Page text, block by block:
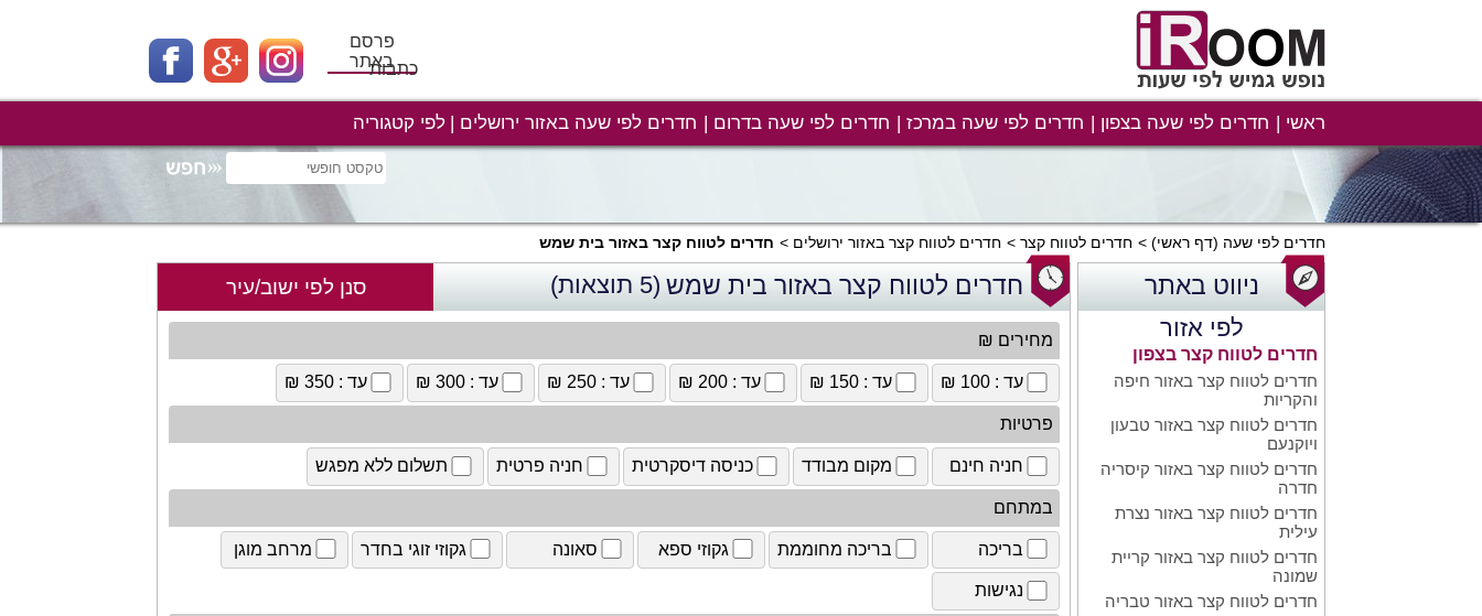
פרסם
באתרכתבות
ראשי חדרים לפי שעה בצפון חדרים לפי שעה במרכז חדרים לפי שעה בדרום חדרים לפי שעה באזור ירושלים לפי קטגוריה
חדרים לפי שעה (דף ראשי) חדרים לטווח קצר חדרים לטווח קצר באזור ירושלים חדרים לטווח קצר באזור בית שמש
ניווט באתר
לפי אזור
חדרים לטווח קצר בצפון
חדרים לטווח קצר באזור חיפה
והקריות
חדרים לטווח קצר באזור טבעון
ויוקנעם
חדרים לטווח קצר באזור קיסריה
חדרה
חדרים לטווח קצר באזור נצרת
עילית
חדרים לטווח קצר באזור קריית
שמונה
חדרים לטווח קצר באזור טבריה
חדרים לטווח קצר באזור בית שמש (5 תוצאות) סנן לפי ישוב/עיר
מחירים ₪
עד : 100 ₪ עד : 150 ₪ עד : 200 ₪ עד : 250 ₪ עד : 300 ₪ עד : 350 ₪
פרטיות
חניה חינם מקום מבודד כניסה דיסקרטית חניה פרטית תשלום ללא מפגש
במתחם
בריכה בריכה מחוממת גקוזי ספא סאונה גקוזי זוגי בחדר מרחב מוגן
נגישות